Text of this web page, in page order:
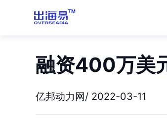
融资400万美
亿邦动力网/ 2022-03-11